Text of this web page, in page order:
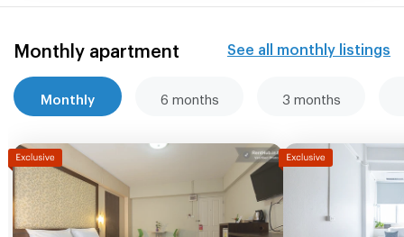
Monthly apartment See all monthly listings
Monthly 6 months 3 months